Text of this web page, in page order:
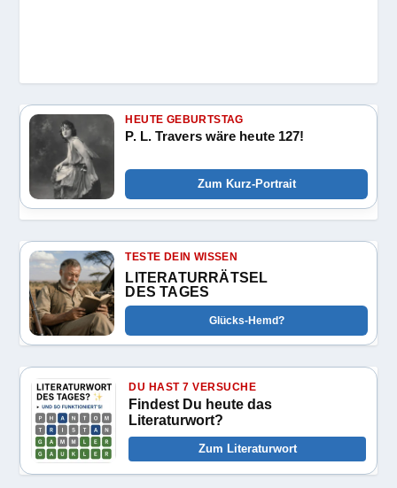
HEUTE GEBURTSTAG
P. L. Travers wäre heute 127!
Zum Kurz-Portrait
TESTE DEIN WISSEN
LITERATURRÄTSEL
DES TAGES
Glücks-Hemd?
DU HAST 7 VERSUCHE
Findest Du heute das
Literaturwort?
Zum Literaturwort